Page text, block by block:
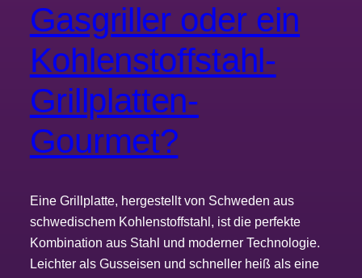
Gasgriller oder ein
Kohlenstoffstahl-
Grillplatten-
Gourmet?
Eine Grillplatte, hergestellt von Schweden aus
schwedischem Kohlenstoffstahl, ist die perfekte
Kombination aus Stahl und moderner Technologie.
Leichter als Gusseisen und schneller heiß als eine